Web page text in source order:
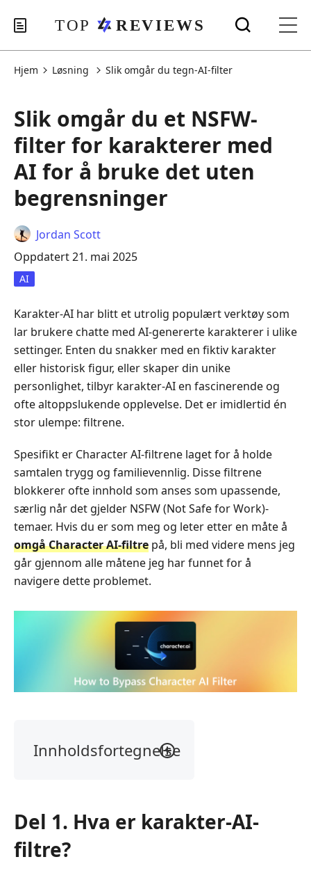
Hjem Løsning Slik omgår du tegn-AI-filter
Slik omgår du et NSFW-
filter for karakterer med
AI for å bruke det uten
begrensninger
Jordan Scott
Oppdatert 21. mai 2025
AI
Karakter-AI har blitt et utrolig populært verktøy som
lar brukere chatte med AI-genererte karakterer i ulike
settinger. Enten du snakker med en fiktiv karakter
eller historisk figur, eller skaper din unike
personlighet, tilbyr karakter-AI en fascinerende og
ofte altoppslukende opplevelse. Det er imidlertid én
stor ulempe: filtrene.
Spesifikt er Character AI-filtrene laget for å holde
samtalen trygg og familievennlig. Disse filtrene
blokkerer ofte innhold som anses som upassende,
særlig når det gjelder NSFW (Not Safe for Work)-
temaer. Hvis du er som meg og leter etter en måte å
omgå Character AI-filtre på, bli med videre mens jeg
går gjennom alle måtene jeg har funnet for å
navigere dette problemet.
Innholdsfortegnelse
er
AI-
Del 1. Hva er karakter-AI-
filtre?